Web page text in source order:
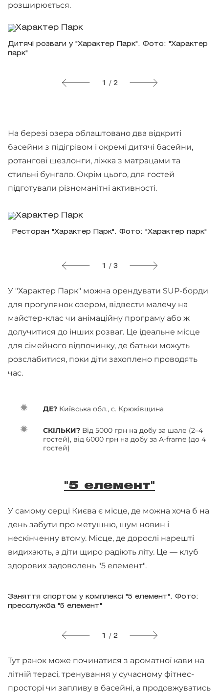
розширюється.
Дитячі розваги у "Характер Парк". Фото: "Характер
парк"
1 / 2
На березі озера облаштовано два відкриті
басейни з підігрівом і окремі дитячі басейни,
ротангові шезлонги, ліжка з матрацами та
стильні бунгало. Окрім цього, для гостей
підготували різноманітні активності.
Ресторан "Характер Парк". Фото: "Характер парк"
1 / 3
У "Характер Парк" можна орендувати SUP-борди
для прогулянок озером, відвести малечу на
майстер-клас чи анімаційну програму або ж
долучитися до інших розваг. Це ідеальне місце
для сімейного відпочинку, де батьки можуть
розслабитися, поки діти захоплено проводять
час.
ДЕ? Київська обл., с. Крюківщина
СКІЛЬКИ? Від 5000 грн на добу за шале (2–4
гостей), від 6000 грн на добу за A-frame (до 4
гостей)
"5 елемент"
У самому серці Києва є місце, де можна хоча б на
день забути про метушню, шум новин і
нескінченну втому. Місце, де дорослі нарешті
видихають, а діти щиро радіють літу. Це — клуб
здорових задоволень "5 елемент".
Заняття спортом у комплексі "5 елемент". Фото:
пресслужба "5 елемент"
1 / 2
Тут ранок може починатися з ароматної кави на
літній терасі, тренування у сучасному фітнес-
просторі чи запливу в басейні, а продовжуватись